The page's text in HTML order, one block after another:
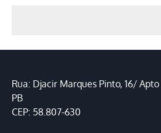
Rua: Djacir Marques Pinto, 16/
PB
CEP: 58.807-630